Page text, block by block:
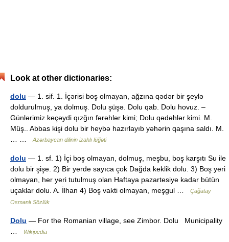
Look at other dictionaries:
dolu — 1. sif. 1. İçərisi boş olmayan, ağzına qədər bir şeylə
doldurulmuş, ya dolmuş. Dolu şüşə. Dolu qab. Dolu hovuz. –
Günlərimiz keçəydi qızğın fərəhlər kimi; Dolu qədəhlər kimi. M.
Müş.. Abbas kişi dolu bir heybə hazırlayıb yəhərin qaşına saldı. M.
Azərbaycan dilinin izahlı lüğəti
dolu — 1. sf. 1) İçi boş olmayan, dolmuş, meşbu, boş karşıtı Su ile
dolu bir şişe. 2) Bir yerde sayıca çok Dağda keklik dolu. 3) Boş yeri
olmayan, her yeri tutulmuş olan Haftaya pazartesiye kadar bütün
uçaklar dolu. A. İlhan 4) Boş vakti olmayan, meşgul …
Çağatay
Osmanlı Sözlük
Dolu — For the Romanian village, see Zimbor. Dolu Municipality
Wikipedia